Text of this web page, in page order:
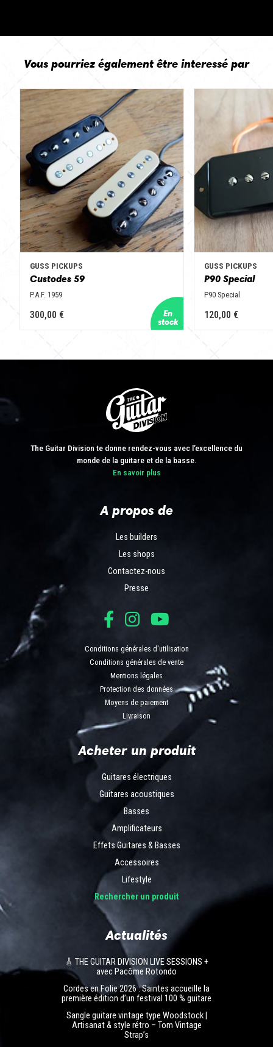
Vous pourriez également être interessé par
GUSS PICKUPS
Custodes 59
P.A.F. 1959
300,00 €
GUSS PICKUPS
P90 Special
P90 Special
120,00 €
The Guitar Division te donne rendez-vous avec l’excellence du
monde de la guitare et de la basse.
En savoir plus
A propos de
Les builders
Les shops
Contactez-nous
Presse
Conditions générales d'utilisation
Conditions générales de vente
Mentions légales
Protection des données
Moyens de paiement
Livraison
Acheter un produit
Guitares électriques
Guitares acoustiques
Basses
Amplificateurs
Effets Guitares & Basses
Accessoires
Lifestyle
Rechercher un produit
Actualités
🎸 THE GUITAR DIVISION LIVE SESSIONS +
avec Pacôme Rotondo
Cordes en Folie 2026 : Saintes accueille la
première édition d’un festival 100 % guitare
Sangle guitare vintage type Woodstock |
Artisanat & style rétro – Tom Vintage
Strap’s